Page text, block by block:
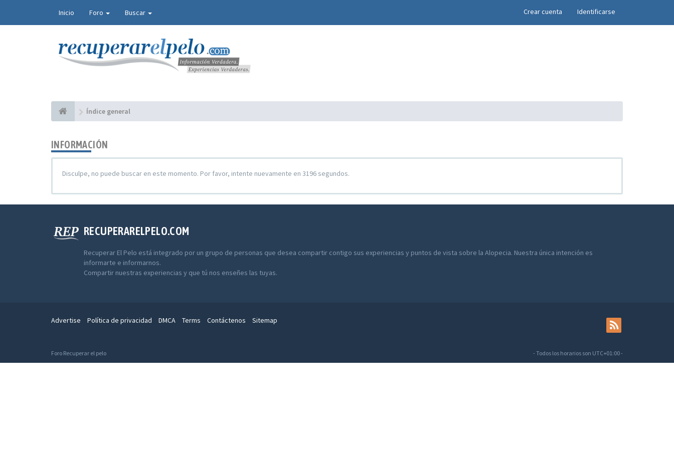
Inicio Foro Buscar Crear cuenta Identificarse ×
Índice general
INFORMACIÓN
Disculpe, no puede buscar en este momento. Por favor, intente nuevamente en 3196 segundos.
RECUPERARELPELO.COM
Recuperar El Pelo está integrado por un grupo de personas que desea compartir contigo sus experiencias y puntos de vista sobre la Alopecia. Nuestra única intención es
informarte e informarnos.
Compartir nuestras experiencias y que tú nos enseñes las tuyas.
Advertise Política de privacidad DMCA Terms Contáctenos Sitemap
Foro Recuperar el pelo - Todos los horarios son UTC+01:00-